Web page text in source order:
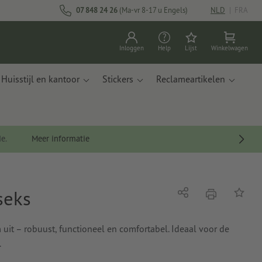
07 848 24 26 (Ma-vr 8-17 u Engels) NLD | FRA
Inloggen Help Lijst Winkelwagen
Huisstijl en kantoor Stickers Reclameartikelen
Meer informatie
– robuust, functioneel en comfortabel. Ideaal voor de
Delen afdrukkenOp de